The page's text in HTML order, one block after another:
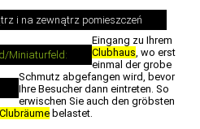
i na zewnątrz pomieszczeń
Miniaturfeld:
Eingang zu Ihrem
Clubhaus, wo erst
einmal der grobe
Schmutz abgefangen wird, bevor
Ihre Besucher dann eintreten. So
erwischen Sie auch den gröbsten
Clubräume belastet.